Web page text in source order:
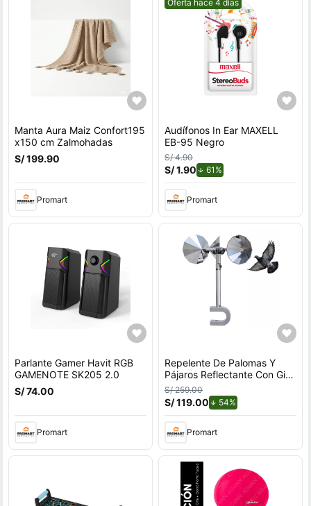
Manta Aura Maiz Confort195
x150 cm Zalmohadas
S/ 199.90
Promart
Oferta hace 4 días
Audífonos In Ear MAXELL
EB-95 Negro
S/ 4.90
S/ 1.90 61%de descuento.
Promart
Parlante Gamer Havit RGB
GAMENOTE SK205 2.0
S/ 74.00
Promart
Repelente De Palomas Y
Pájaros Reflectante Con Giro
Por Viento Para Exteriores
Con Soporte en U
S/ 259.00
S/ 119.00 54%de descuento.
Promart